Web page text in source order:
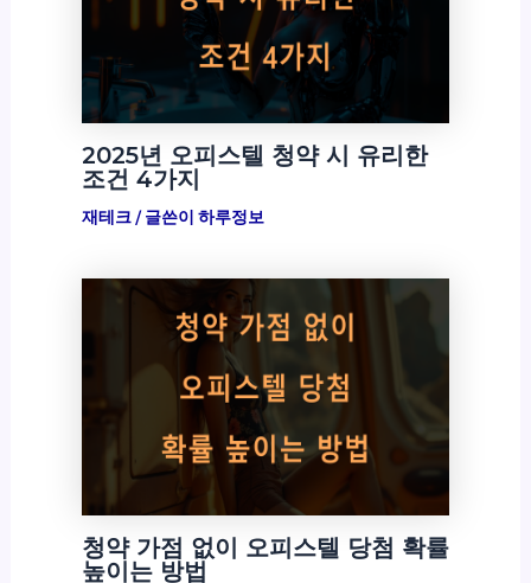
2025년 오피스텔 청약 시 유리한
조건 4가지
재테크/ 글쓴이 하루정보
청약 가점 없이 오피스텔 당첨 확률
높이는 방법